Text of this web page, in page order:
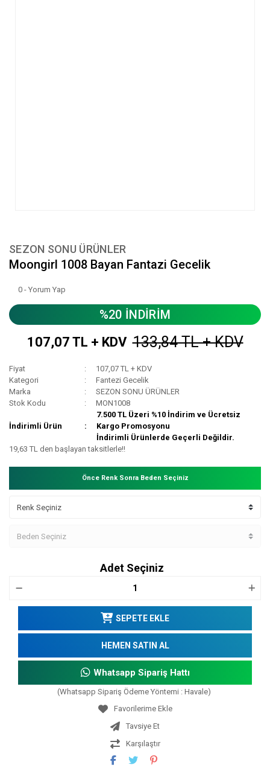
SEZON SONU ÜRÜNLER
Moongirl 1008 Bayan Fantazi Gecelik
0 - Yorum Yap
%20 İNDİRİM
107,07 TL + KDV 133,84 TL + KDV
Fiyat
107,07 TL + KDV
Kategori
Fantezi Gecelik
Marka
SEZON SONU ÜRÜNLER
Stok Kodu
MON1008
İndirimli Ürün
7.500 TL Üzeri %10 İndirim ve Ücretsiz
Kargo Promosyonu
İndirimli Ürünlerde Geçerli Değildir.
19,63 TL den başlayan taksitlerle!!
Önce Renk Sonra Beden Seçiniz
Adet Seçiniz
SEPETE EKLE
HEMEN SATIN AL
Whatsapp Sipariş Hattı
(Whatsapp Sipariş Ödeme Yöntemi : Havale)
Tavsiye Et
Karşılaştır